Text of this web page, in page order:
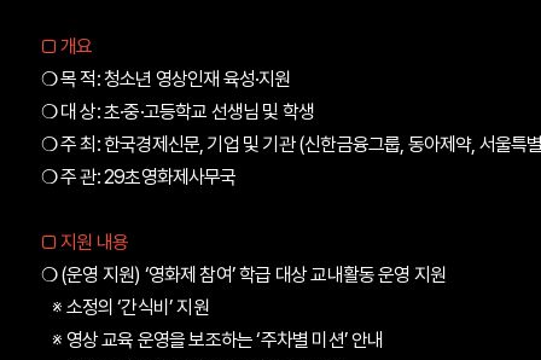
□개요
❍목 적: 청소년 영상인재 육성·지원
❍대 상: 초·중·고등학교 선생님 및 학생
❍주 최: 한국경제신문, 기업 및 기관 (신한금융그룹, 동아제약, 서울특
❍주 관: 29초영화제사무국
□지원 내용
❍(운영 지원) ‘영화제 참여’ 학급 대상 교내활동 운영 지원
※ 소정의 ‘간식비’ 지원
※ 영상 교육 운영을 보조하는 ‘주차별 미션’ 안내